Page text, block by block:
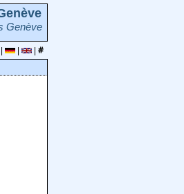
Genève